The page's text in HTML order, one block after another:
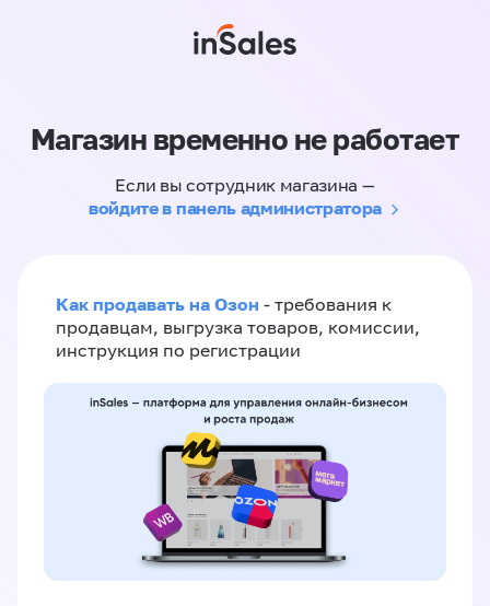
Магазин временно не работает
Если вы сотрудник магазина —
войдите в панель администратора
Как продавать на Озон - требования к
продавцам, выгрузка товаров, комиссии,
инструкция по регистрации